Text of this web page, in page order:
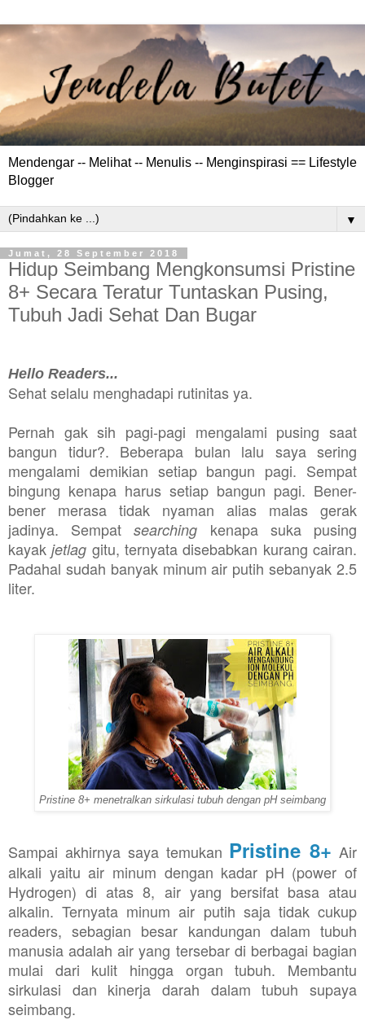
Mendengar -- Melihat -- Menulis -- Menginspirasi == Lifestyle
Blogger
▼
Jumat, 28 September 2018
Hidup Seimbang Mengkonsumsi Pristine
8+ Secara Teratur Tuntaskan Pusing,
Tubuh Jadi Sehat Dan Bugar
Hello Readers...
Sehat selalu menghadapi rutinitas ya.
Pernah gak sih pagi-pagi mengalami pusing saat
bangun tidur?. Beberapa bulan lalu saya sering
mengalami demikian setiap bangun pagi. Sempat
bingung kenapa harus setiap bangun pagi. Bener-
bener merasa tidak nyaman alias malas gerak
jadinya. Sempatsearching kenapa suka pusing
kayakjetlag gitu, ternyata disebabkan kurang cairan.
Padahal sudah banyak minum air putih sebanyak 2.5
liter.
Pristine 8+ menetralkan sirkulasi tubuh dengan pH seimbang
Sampai akhirnya saya temukan Pristine 8+ Air
alkali yaitu air minum dengan kadar pH (power of
Hydrogen) di atas 8, air yang bersifat basa atau
alkalin. Ternyata minum air putih saja tidak cukup
readers, sebagian besar kandungan dalam tubuh
manusia adalah air yang tersebar di berbagai bagian
mulai dari kulit hingga organ tubuh. Membantu
sirkulasi dan kinerja darah dalam tubuh supaya
seimbang.